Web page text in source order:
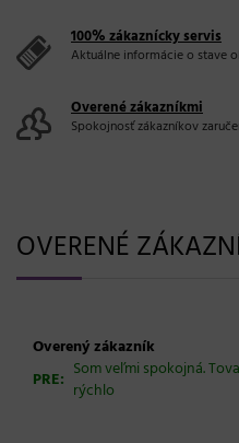
100% zákaznícky servis
Aktuálne informácie o stave
Overené zákazníkmi
Spokojnosť zákazníkov
OVERENÉ
Overený zákazník
PRE: Som veľmi spokojná.
rýchlo